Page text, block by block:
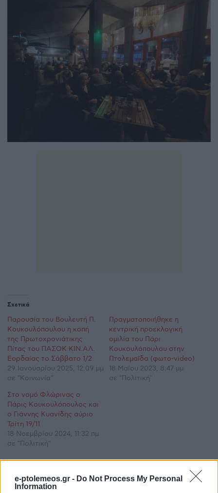
e-ptolemeos.gr - Do Not Process My Personal
Information
Σχετικά
Παρουσία του Βουλευτή Π.
Κουκουλόπουλου η κοπή
της Πρωτοχρονιάτικης
Πίτας του ΠΑΣΟΚ ΚΙΝ.ΑΛ.
Εορδαίας το Σάββατο 1/2
29 Ιανουαρίου 2025, 12:09 μμ
σε "Κοινωνία"
Πραγματοποιήθηκε η
κεντρική προεκλογική
ομιλία του Πάρι
Κουκουλόπουλου στην
Πτολεμαΐδα (φωτο-video)
18 Μαΐου 2023, 8:47 μμ
σε "Πολιτική"
Στο νομό Φλώρινας ο
Πάρις Κουκουλόπουλος και
ο Γιάννης Κυανίδης αύριο
Τρίτη 19/11
18 Νοεμβρίου 2024, 11:32 πμ
σε "Πολιτική"
Ακολουθήστε μας στοGoogle News